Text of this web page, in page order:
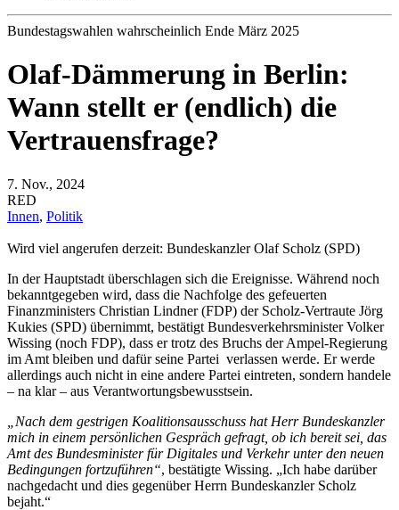
Bundestagswahlen wahrscheinlich Ende März 2025
Olaf-Dämmerung in Berlin:
Wann stellt er (endlich) die
Vertrauensfrage?
7. Nov., 2024
RED
Innen, Politik
Wird viel angerufen derzeit: Bundeskanzler Olaf Scholz (SPD)
In der Hauptstadt überschlagen sich die Ereignisse. Während noch
bekanntgegeben wird, dass die Nachfolge des gefeuerten
Finanzministers Christian Lindner (FDP) der Scholz-Vertraute Jörg
Kukies (SPD) übernimmt, bestätigt Bundesverkehrsminister Volker
Wissing (noch FDP), dass er trotz des Bruchs der Ampel-Regierung
im Amt bleiben und dafür seine Partei verlassen werde. Er werde
allerdings auch nicht in eine andere Partei eintreten, sondern handele
– na klar – aus Verantwortungsbewusstsein.
„Nach dem gestrigen Koalitionsausschuss hat Herr Bundeskanzler
mich in einem persönlichen Gespräch gefragt, ob ich bereit sei, das
Amt des Bundesminister für Digitales und Verkehr unter den neuen
Bedingungen fortzuführen“, bestätigte Wissing. „Ich habe darüber
nachgedacht und dies gegenüber Herrn Bundeskanzler Scholz
bejaht.“